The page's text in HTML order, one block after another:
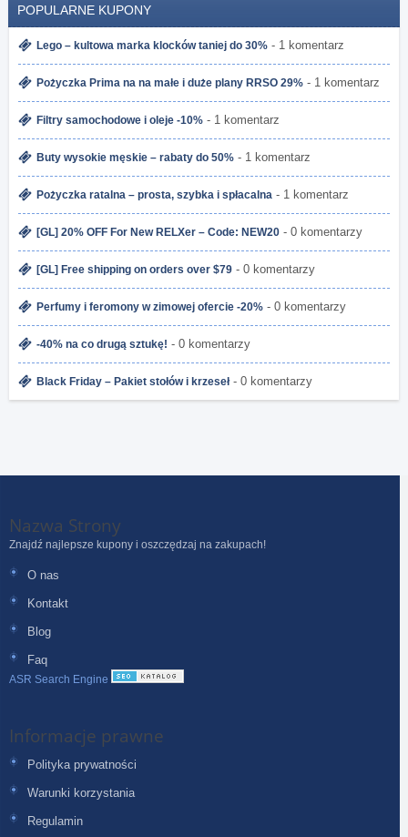
POPULARNE KUPONY
Lego – kultowa marka klocków taniej do 30% - 1 komentarz
Pożyczka Prima na na małe i duże plany RRSO 29% - 1 komentarz
Filtry samochodowe i oleje -10% - 1 komentarz
Buty wysokie męskie – rabaty do 50% - 1 komentarz
Pożyczka ratalna – prosta, szybka i spłacalna - 1 komentarz
[GL] 20% OFF For New RELXer – Code: NEW20 - 0 komentarzy
[GL] Free shipping on orders over $79 - 0 komentarzy
Perfumy i feromony w zimowej ofercie -20% - 0 komentarzy
-40% na co drugą sztukę! - 0 komentarzy
Black Friday – Pakiet stołów i krzeseł- 0 komentarzy
Nazwa Strony
Znajdź najlepsze kupony i oszczędzaj na zakupach!
O nas
Kontakt
Blog
Faq
ASR Search Engine
Informacje prawne
Polityka prywatności
Warunki korzystania
Regulamin